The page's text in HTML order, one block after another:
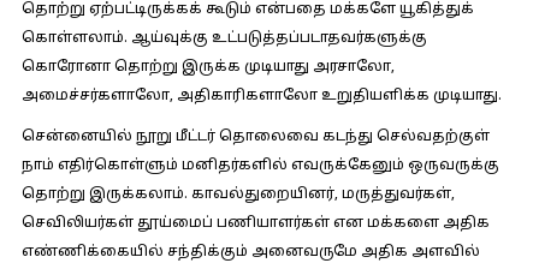
தொற்று ஏற்பட்டிருக்கக் கூடும் என்பதை மக்களே யூகித்துக்
கொள்ளலாம். ஆய்வுக்கு உட்படுத்தப்படாதவர்களுக்கு
கொரோனா தொற்று இருக்க முடியாது அரசாலோ,
அமைச்சர்களாலோ, அதிகாரிகளாலோ உறுதியளிக்க முடியாது.
சென்னையில் நூறு மீட்டர் தொலைவை கடந்து செல்வதற்குள்
நாம் எதிர்கொள்ளும் மனிதர்களில் எவருக்கேனும் ஒருவருக்கு
தொற்று இருக்கலாம். காவல்துறையினர், மருத்துவர்கள்,
செவிலியர்கள் தூய்மைப் பணியாளர்கள் என மக்களை அதிக
எண்ணிக்கையில் சந்திக்கும் அனைவருமே அதிக அளவில்